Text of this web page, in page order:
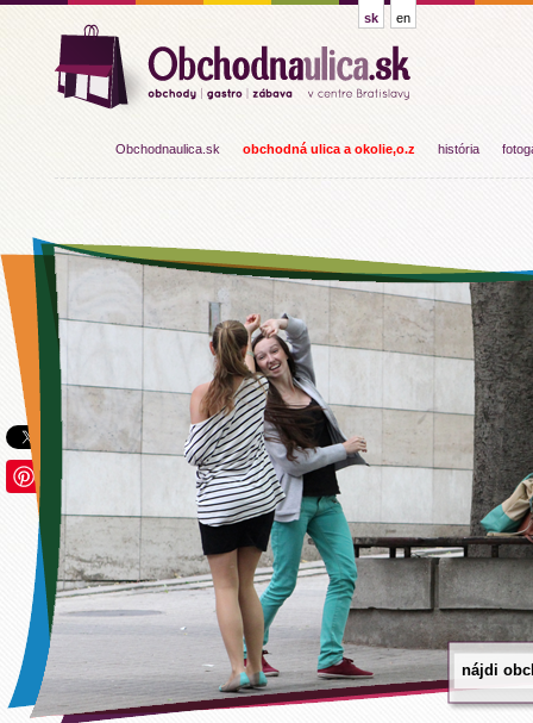
Save
sk en
Obchodnaulica.sk obchodná ulica a okolie,o.z história